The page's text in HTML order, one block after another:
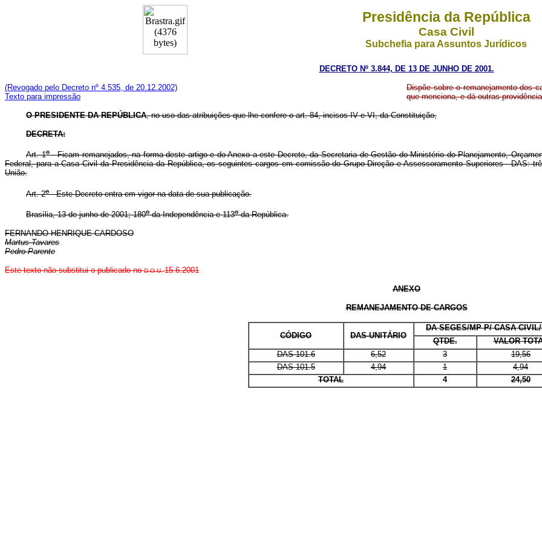
Presidência da República
Casa Civil
Subchefia para Assuntos Jurídicos
DECRETO Nº 3.844, DE 13 DE JUNHO DE 2001.
(Revogado pelo Decreto nº 4.535, de 20.12.2002)
Texto para impressão
Dispõe sobre o remanejamento dos
que menciona, e dá outras
O PRESIDENTE DA REPÚBLICA, no uso das atribuições que lhe confere o art. 84, incisos IV e VI, da Constituição,
DECRETA:
Art. 1oFicam remanejados, na forma deste artigo e do Anexo a este Decreto, da Secretaria de Gestão do Ministério do Planejamento,
Federal, para a Casa Civil da Presidência da República, os seguintes cargos em comissão do Grupo-Direção e Assessoramento Superiores - DAS:
União.
Art. 2oEste Decreto entra em vigor na data de sua publicação.
Brasília, 13 de junho de 2001; 180oda Independência e 113oda República.
FERNANDO HENRIQUE CARDOSO
Martus Tavares
Pedro Parente
Este texto não substitui o publicado noD.O.U.15.6.2001
ANEXO
REMANEJAMENTO DE CARGOS
CÓDIGO DAS-UNITÁRIO
DA SEGES/MP P/ CASA
QTDE.
VALOR
DAS 101.6
6,52 3
19,56
DAS 101.5
4,94 1
4,94
TOTAL
4 24,50